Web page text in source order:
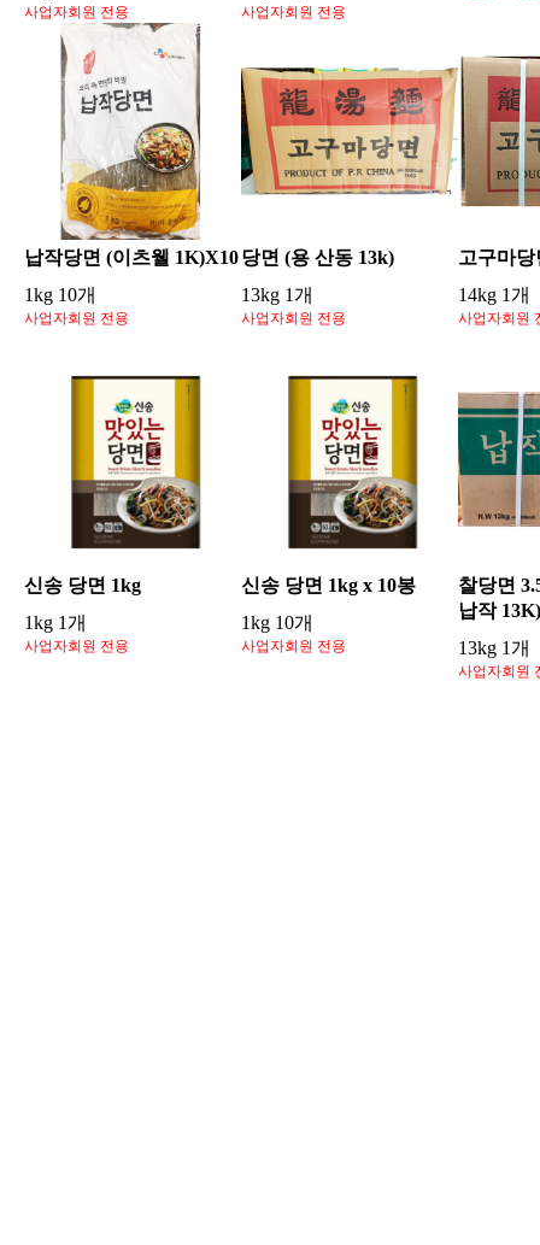
사업자회원 전용 사업자회원 전용
납작당면 (이츠웰 1K)X10
1kg 10개
사업자회원 전용
당면 (용 산동 13k)
13kg 1개
사업자회원 전용
고구마당
14kg 1개
사업자회원
신송 당면 1kg
1kg 1개
사업자회원 전용
신송 당면 1kg x 10봉
1kg 10개
사업자회원 전용
찰당면
납작 13K)
13kg 1개
사업자회원